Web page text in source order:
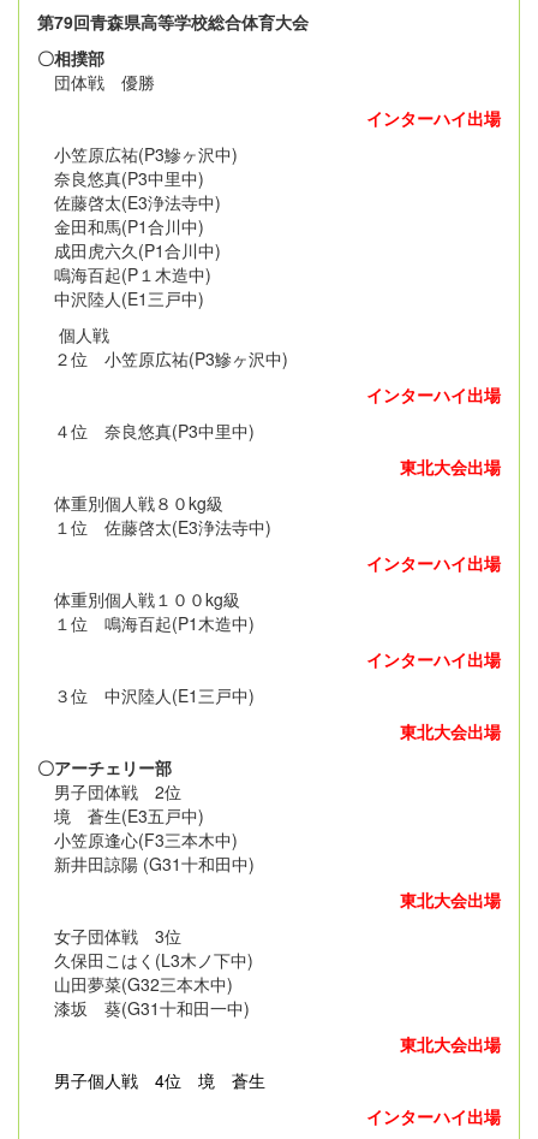
第79回青森県高等学校総合体育大会
〇相撲部
団体戦 優勝
インターハイ出場
小笠原広祐(P3鰺ヶ沢中)
奈良悠真(P3中里中)
佐藤啓太(E3浄法寺中)
金田和馬(P1合川中)
成田虎六久(P1合川中)
鳴海百起(P１木造中)
中沢陸人(E1三戸中)
個人戦
２位 小笠原広祐(P3鰺ヶ沢中)
インターハイ出場
４位 奈良悠真(P3中里中)
東北大会出場
体重別個人戦８０kg級
１位 佐藤啓太(E3浄法寺中)
インターハイ出場
体重別個人戦１００kg級
１位 鳴海百起(P1木造中)
インターハイ出場
３位 中沢陸人(E1三戸中)
東北大会出場
〇アーチェリー部
男子団体戦 2位
境 蒼生(E3五戸中)
小笠原逢心(F3三本木中)
新井田諒陽 (G31十和田中)
東北大会出場
女子団体戦 3位
久保田こはく(L3木ノ下中)
山田夢菜(G32三本木中)
漆坂 葵(G31十和田一中)
東北大会出場
男子個人戦 4位 境 蒼生
インターハイ出場